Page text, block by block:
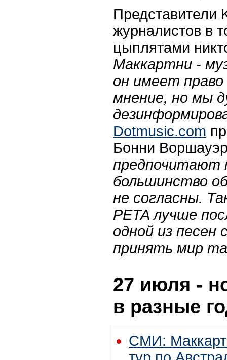
Представители
журналистов в
цыплятами
Маккартни -
он имеет
мнение, но мы
Dotmusic.com
Бонни
предпочитают
большинство
не согласны.
PETA лучше
одной из песен
принять мир
27 июля -
в разные
СМИ: